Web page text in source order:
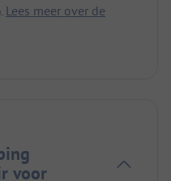
Lees meer over de
voor